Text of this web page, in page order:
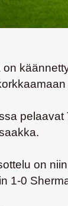
pelaavat
on
1-0